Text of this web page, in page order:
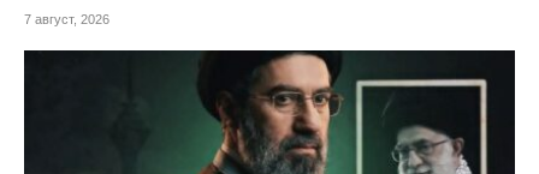
7 август, 2026